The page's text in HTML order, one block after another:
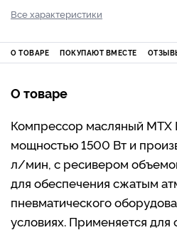
Все характеристики
О ТОВАРЕ ПОКУПАЮТ ВМЕСТЕ
О товаре
Компрессор масляный
мощностью 1500 Вт и
л/мин, с ресивером
для обеспечения сжатым
пневматического
условиях. Применяется для